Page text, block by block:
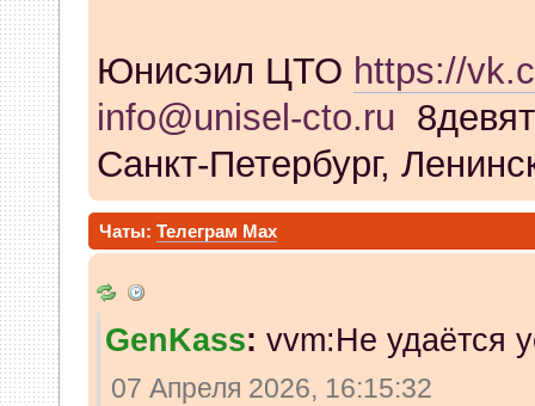
Юнисэил ЦТО https://
info@unisel-cto.ru
Санкт-Петербург,
Чаты:Телеграм Max
GenKass: vvm:Не удаётся
07 Апреля 2026, 16:15:32